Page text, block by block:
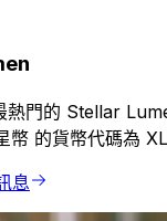
熱門的 Stellar
幣 的貨幣代碼為
息